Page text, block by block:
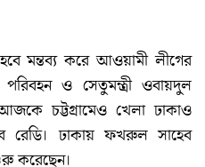
মন্তব্য করে আওয়ামী লীগের
ও সেতুমন্ত্রী ওবায়দুল
চট্টগ্রামেও খেলা ঢাকাও
রেডি। ঢাকায় ফখরুল সাহেব
করেছেন।